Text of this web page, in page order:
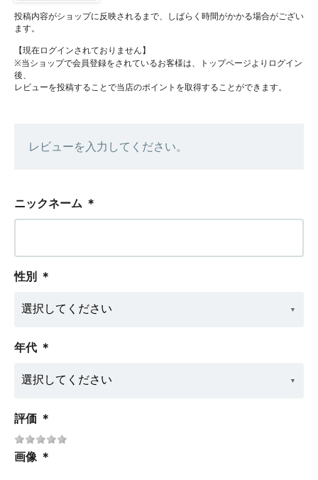
投稿内容がショップに反映されるまで、しばらく時間がかかる場合がござい
ます。
【現在ログインされておりません】
※当ショップで会員登録をされているお客様は、トップページよりログイン
後、
レビューを投稿することで当店のポイントを取得することができます。
レビューを入力してください。
ニックネーム ＊
性別 ＊
年代 ＊
評価 ＊
画像 ＊